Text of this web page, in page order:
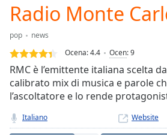
Loaded:
0.00%
Stream
TypeLIVE
Seek to
currently
behind
liveLIVE
Radio Monte
pop
news
Ocena:4.4 Ocen:9
RMC è l’emittente italiana scelta
calibrato mix di musica e parole
l’ascoltatore e lo rende
Italiano Website